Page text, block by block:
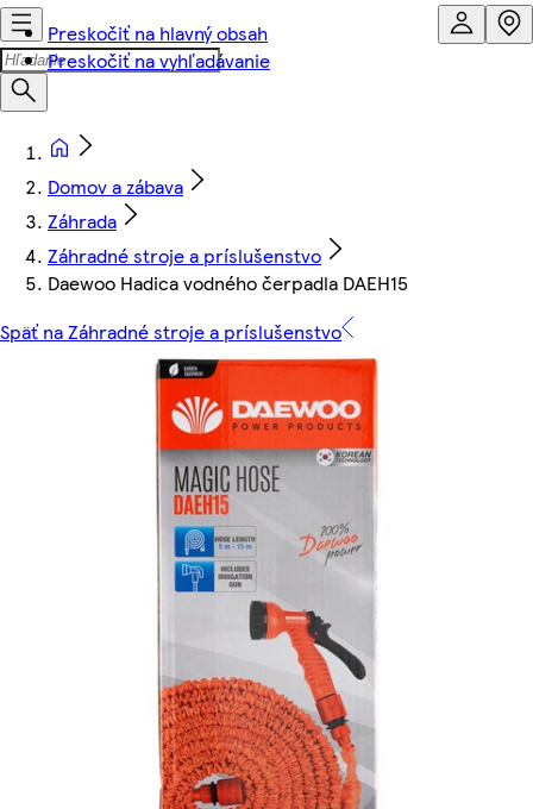
Preskočiť na hlavný obsah
Preskočiť na vyhľadávanie
Domov a zábava
Záhrada
Záhradné stroje a príslušenstvo
Daewoo Hadica vodného čerpadla DAEH15
Späť na Záhradné stroje a príslušenstvo